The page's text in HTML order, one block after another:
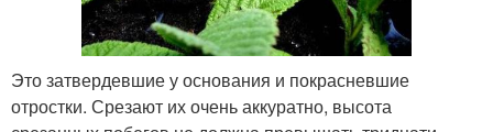
Это затвердевшие у основания и покрасневшие
отростки. Срезают их очень аккуратно, высота